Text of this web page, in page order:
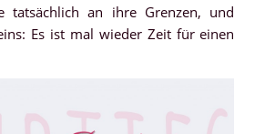
tatsächlich an ihre Grenzen, und
Es ist mal wieder Zeit für einen